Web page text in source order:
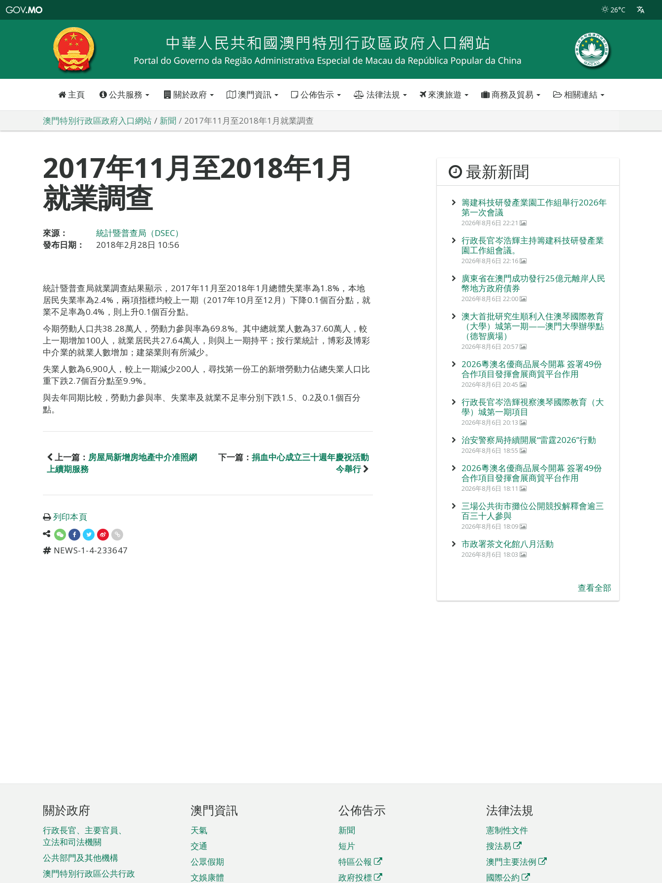
特
政
區
政
口
26°C
主頁 公共服務 關於政府 澳門資訊 公佈告示 法律法規 來澳旅遊 商務及貿易 相關連結
澳門特別行政區政府入口網站 新聞 2017年11月至2018年1月就業調查
2017年11月至2018年1月
就業調查
來源：
統計暨普查局（DSEC）
發布日期：
2018年2月28日 10:56
統計暨普查局就業調查結果顯示，2017年11月至2018年1月總體失業率為1.8%，本地
居民失業率為2.4%，兩項指標均較上一期（2017年10月至12月）下降0.1個百分點，就
業不足率為0.4%，則上升0.1個百分點。
今期勞動人口共38.28萬人，勞動力參與率為69.8%。其中總就業人數為37.60萬人，較
上一期增加100人，就業居民共27.64萬人，則與上一期持平；按行業統計，博彩及博彩
中介業的就業人數增加；建築業則有所減少。
失業人數為6,900人，較上一期減少200人，尋找第一份工的新增勞動力佔總失業人口比
重下跌2.7個百分點至9.9%。
與去年同期比較，勞動力參與率、失業率及就業不足率分別下跌1.5、0.2及0.1個百分
點。
上一篇： 房屋局新增房地產中介准照網
上續期服務
下一篇： 捐血中心成立三十週年慶祝活動
今舉行
列印本頁
NEWS-1-4-233647
最新新聞
籌建科技研發產業園工作組舉行2026年
第一次會議
2026年8月6日 22:21
行政長官岑浩輝主持籌建科技研發產業
園工作組會議。
2026年8月6日 22:16
廣東省在澳門成功發行25億元離岸人民
幣地方政府債券
2026年8月6日 22:00
澳大首批研究生順利入住澳琴國際教育
（大學）城第一期——澳門大學辦學點
（德智廣場）
2026年8月6日 20:57
2026粵澳名優商品展今開幕 簽署49份
合作項目發揮會展商貿平台作用
2026年8月6日 20:45
行政長官岑浩輝視察澳琴國際教育（大
學）城第一期項目
2026年8月6日 20:13
治安警察局持續開展“雷霆2026”行動
2026年8月6日 18:55
2026粵澳名優商品展今開幕 簽署49份
合作項目發揮會展商貿平台作用
2026年8月6日 18:11
三場公共街市攤位公開競投解釋會逾三
百三十人參與
2026年8月6日 18:09
市政署茶文化館八月活動
2026年8月6日 18:03
查看全部
頁
腳
菜
單
關於政府
行政長官、主要官員、
立法和司法機關
公共部門及其他機構
澳門特別行政區公共行政
澳門資訊
天氣
交通
公眾假期
文娛康體
公佈告示
新聞
短片
特區公報
政府投標
法律法規
憲制性文件
搜法易
澳門主要法例
國際公約